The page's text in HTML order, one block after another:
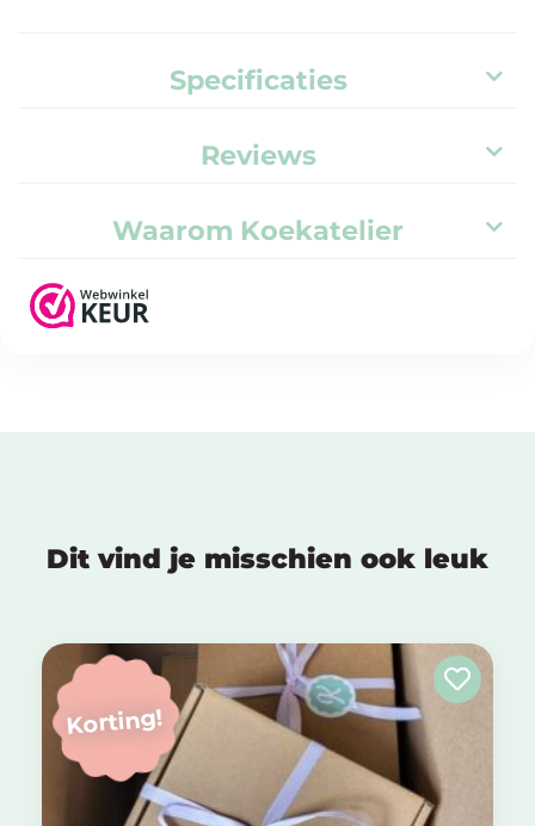
Specificaties
Reviews
Waarom Koekatelier
Dit vind je misschien ook leuk
Korting!